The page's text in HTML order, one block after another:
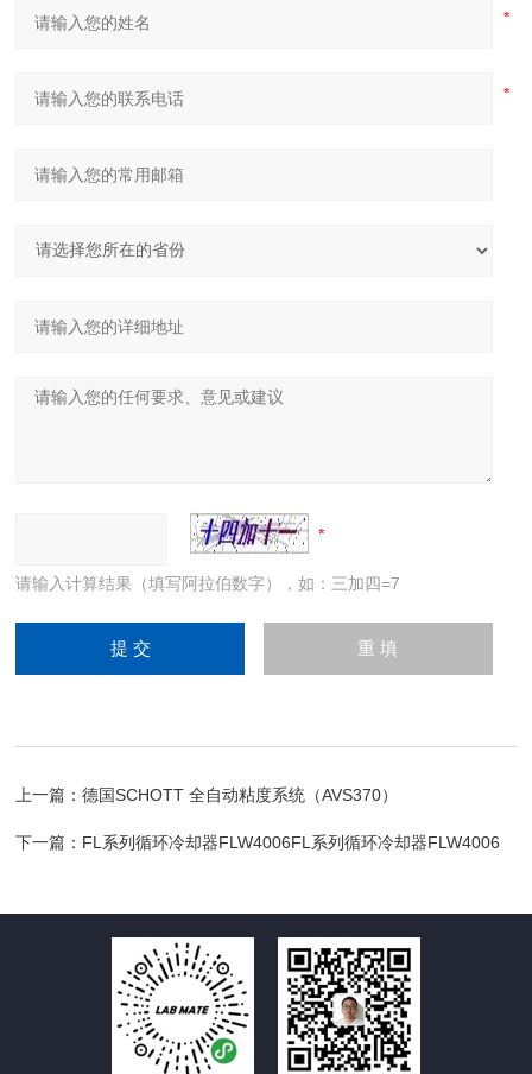
请输入计算结果（填写阿拉伯数字），如：三加四=7
上一篇：德国SCHOTT 全自动粘度系统（AVS370）
下一篇： FL系列循环冷却器FLW4006FL系列循环冷却器FLW4006